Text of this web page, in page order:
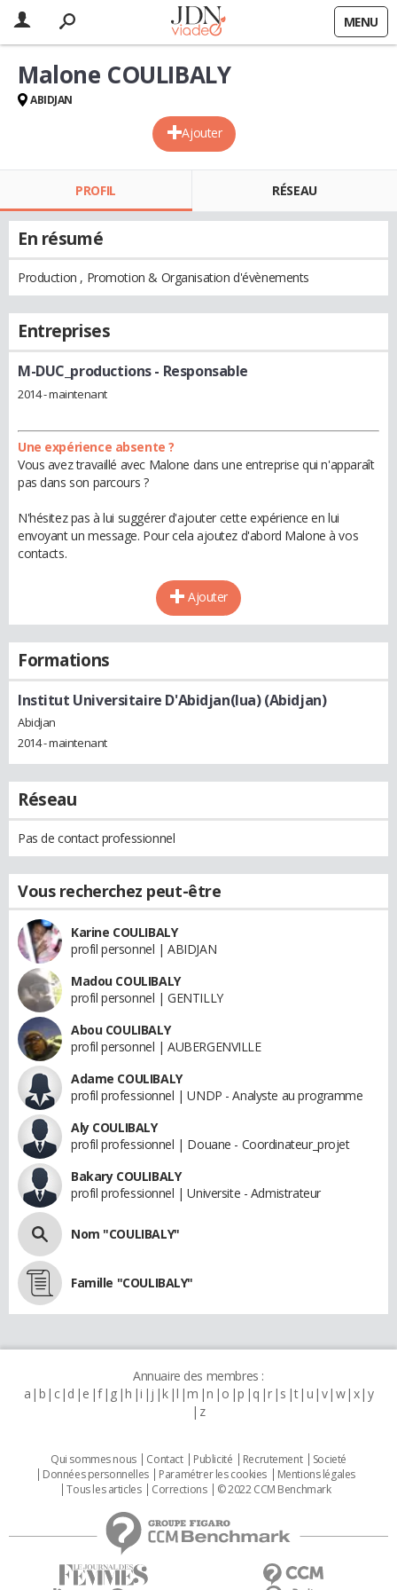
MENU
Ajouter
Malone COULIBALY
ABIDJAN
PROFIL RÉSEAU
En résumé
Production , Promotion & Organisation d'évènements
Entreprises
M-DUC_productions- Responsable
2014 - maintenant
Une expérience absente ?
Vous avez travaillé avec Malone dans une entreprise qui n'apparaît
pas dans son parcours ?
N'hésitez pas à lui suggérer d'ajouter cette expérience en lui
envoyant un message. Pour cela ajoutez d'abord Malone à vos
contacts.
Ajouter
Formations
Institut Universitaire D'Abidjan(Iua) (Abidjan)
Abidjan
2014 - maintenant
Réseau
Pas de contact professionnel
Vous recherchez peut-être
Karine COULIBALY
profil personnel | ABIDJAN
Madou COULIBALY
profil personnel | GENTILLY
Abou COULIBALY
profil personnel | AUBERGENVILLE
Adame COULIBALY
profil professionnel | UNDP - Analyste au programme
Aly COULIBALY
profil professionnel | Douane - Coordinateur_projet
Bakary COULIBALY
profil professionnel | Universite - Admistrateur
Nom "COULIBALY"
Famille "COULIBALY"
Annuaire des membres :
a b c d e f g h i j k l m n o p q r s t u v w x y
z
Qui sommes nous Contact Publicité Recrutement
Societé
Données personnelles
Paramétrer les cookies
Mentions légales
Tous les articles
Corrections © 2022 CCM Benchmark